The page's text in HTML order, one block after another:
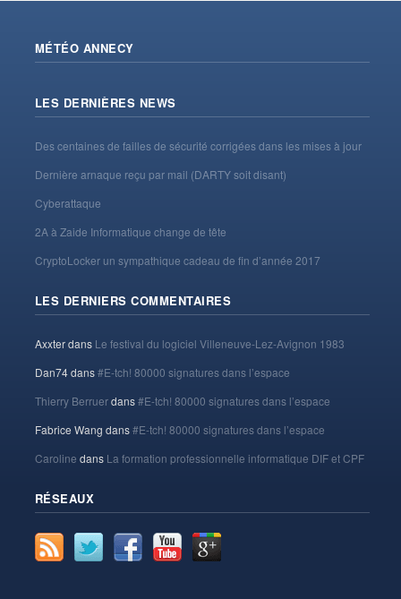
MÉTÉO ANNECY
LES DERNIÈRES NEWS
Des centaines de failles de sécurité corrigées dans les mises à jour
Dernière arnaque reçu par mail (DARTY soit disant)
Cyberattaque
2A à Zaide Informatique change de tête
CryptoLocker un sympathique cadeau de fin d’année 2017
LES DERNIERS COMMENTAIRES
Axxterdans Le festival du logiciel Villeneuve-Lez-Avignon 1983
Dan74dans#E-tch! 80000 signatures dans l’espace
Thierry Berruerdans#E-tch! 80000 signatures dans l’espace
Fabrice Wang dans#E-tch! 80000 signatures dans l’espace
Caroline dans La formation professionnelle informatique DIF et CPF
RÉSEAUX